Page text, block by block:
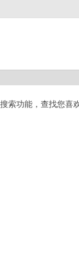
索功能，查找您喜